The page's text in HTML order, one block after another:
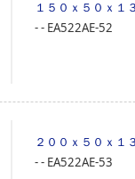
１５０ｘ５０ｘ
‐‐ EA522AE-52
２００ｘ５０ｘ
‐‐ EA522AE-53